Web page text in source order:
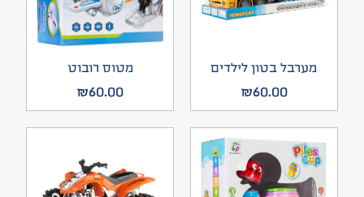
מערבל בטון לילדים
₪60.00
מטוס רובוט
₪60.00